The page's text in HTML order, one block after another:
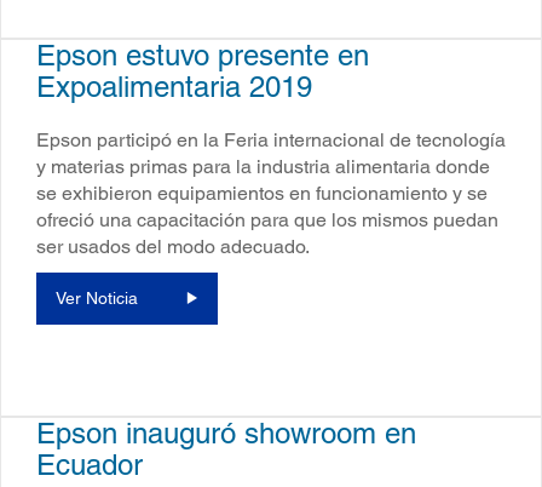
Epson estuvo presente en
Expoalimentaria 2019
Epson participó en la Feria internacional de tecnología
y materias primas para la industria alimentaria donde
se exhibieron equipamientos en funcionamiento y se
ofreció una capacitación para que los mismos puedan
ser usados del modo adecuado.
Ver Noticia
Epson inauguró showroom en
Ecuador